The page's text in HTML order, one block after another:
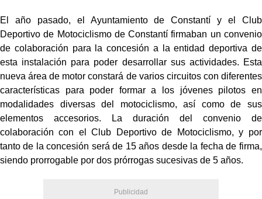
El año pasado, el Ayuntamiento de Constantí y el Club
Deportivo de Motociclismo de Constantí firmaban un convenio
de colaboración para la concesión a la entidad deportiva de
esta instalación para poder desarrollar sus actividades. Esta
nueva área de motor constará de varios circuitos con diferentes
características para poder formar a los jóvenes pilotos en
modalidades diversas del motociclismo, así como de sus
elementos accesorios. La duración del convenio de
colaboración con el Club Deportivo de Motociclismo, y por
tanto de la concesión será de 15 años desde la fecha de firma,
siendo prorrogable por dos prórrogas sucesivas de 5 años.